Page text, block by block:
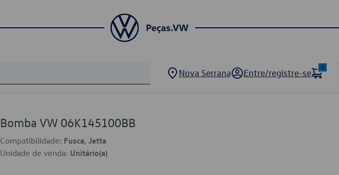
Nova Serrana Entre/registre-se
0
Bomba VW 06K145100BB
Compatibilidade: Fusca, Jetta
Unidade de venda: Unitário(a)